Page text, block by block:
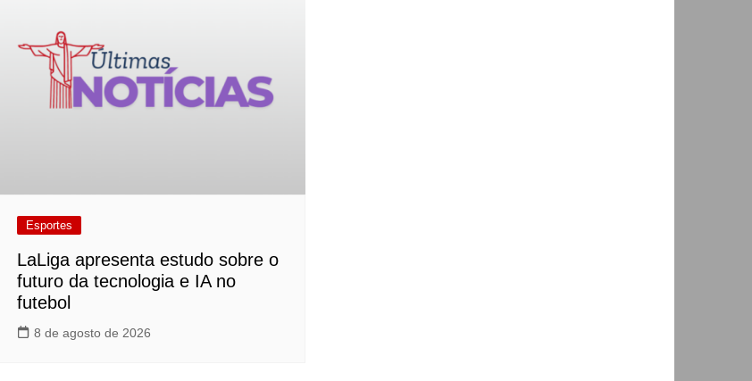
Esportes
LaLiga apresenta estudo sobre o
futuro da tecnologia e IA no
futebol
8 de agosto de 2026